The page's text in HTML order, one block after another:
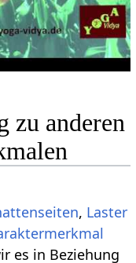
zu anderen
, Laster
es in Beziehung